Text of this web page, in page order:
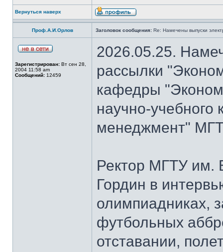
Вернуться наверх
Проф.А.И.Орлов Заголовок сообщения: Re: Намечены выпуски
Зарегистрирован: Вт сен 28,
2004 11:58 am
Сообщений: 12459
2026.05.25.
рассылки
кафедры
научно-
менеджмент"
Ректор МГТУ им.
Гордин в
олимпиадниках,
футбольных
отставании,